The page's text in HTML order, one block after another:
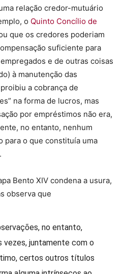
relação credor-mutuário
o Quinto Concílio de
que os credores poderiam
suficiente para
e de outras coisas
à manutenção das
a cobrança de
na forma de lucros, mas
por empréstimos não era,
no entanto, nenhum
o que constituía uma
Bento XIV condena a usura,
observa que
no entanto,
vezes, juntamente com o
certos outros títulos